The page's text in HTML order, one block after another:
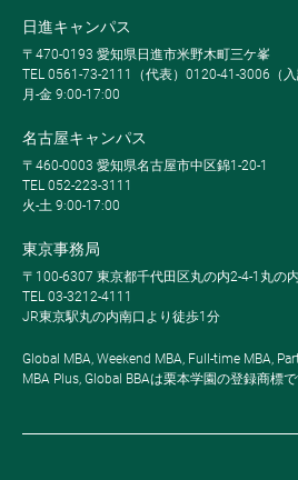
日進キャンパス
〒470-0193 愛知県日進市米野木町三ケ峯
TEL 0561-73-2111（代表）0120-41-3006（入
月-金 9:00-17:00
名古屋キャンパス
〒460-0003 愛知県名古屋市中区錦1-20-1
TEL 052-223-3111
火-土 9:00-17:00
東京事務局
〒100-6307 東京都千代田区丸の内2-4-1丸の
TEL 03-3212-4111
JR東京駅丸の内南口より徒歩1分
Global MBA, Weekend MBA, Full-time MBA,
MBA Plus, Global BBAは栗本学園の登録商標で